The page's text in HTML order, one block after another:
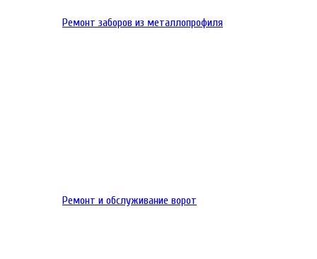
Ремонт заборов из металлопрофиля
Ремонт и обслуживание ворот